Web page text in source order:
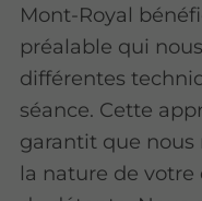
Mont-Royal
préalable qui
différentes
séance. Cette
garantit que nous
la nature de